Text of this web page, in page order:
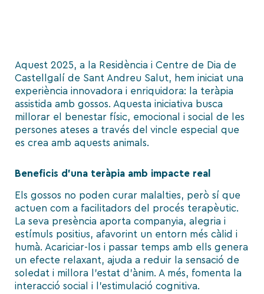
Aquest 2025, a la Residència i Centre de Dia de
Castellgalí de Sant Andreu Salut, hem iniciat una
experiència innovadora i enriquidora: la teràpia
assistida amb gossos. Aquesta iniciativa busca
millorar el benestar físic, emocional i social de les
persones ateses a través del vincle especial que
es crea amb aquests animals.
Beneficis d’una teràpia amb impacte real
Els gossos no poden curar malalties, però sí que
actuen com a facilitadors del procés terapèutic.
La seva presència aporta companyia, alegria i
estímuls positius, afavorint un entorn més càlid i
humà. Acariciar-los i passar temps amb ells genera
un efecte relaxant, ajuda a reduir la sensació de
soledat i millora l’estat d’ànim. A més, fomenta la
interacció social i l’estimulació cognitiva.